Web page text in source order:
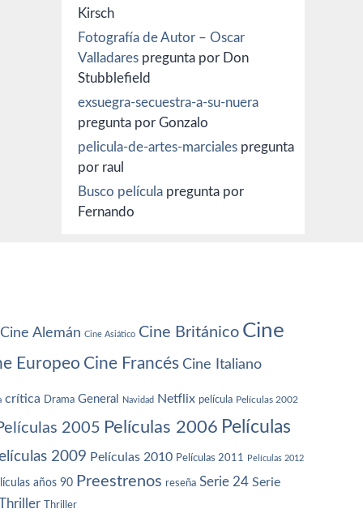
Kirsch
Fotografía de Autor – Oscar
Valladares pregunta por Don
Stubblefield
exsuegra-secuestra-a-su-nuera
pregunta por Gonzalo
pelicula-de-artes-marciales pregunta
por raul
Busco película pregunta por
Fernando
Cine Alemán Cine Asiático Cine Británico Cine
Europeo Cine Francés Cine Italiano
crítica Drama General Navidad Netflix película Películas 2002
2005 Películas 2006 Películas
2009 Películas 2010 Películas 2011 Películas 2012
años 90 Preestrenos reseña Serie 24 Serie
Thriller